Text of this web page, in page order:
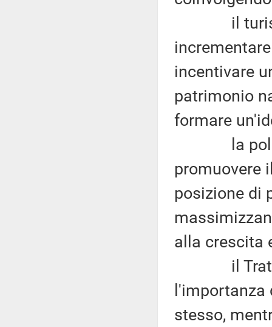
il turismo
incentivare
patrimonio
formare
la politica
promuovere
posizione di
alla crescita
il Trattato
stesso,